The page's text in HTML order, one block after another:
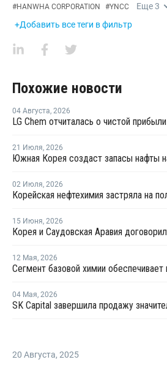
#HANWHA CORPORATION #YNCC Еще3
+Добавить все теги в фильтр
Похожие новости
04 Августа, 2026
21 Июля, 2026
02 Июля, 2026
15 Июня, 2026
12 Мая, 2026
04 Мая, 2026
SK Capital завершила продажу
20 Августа, 2025